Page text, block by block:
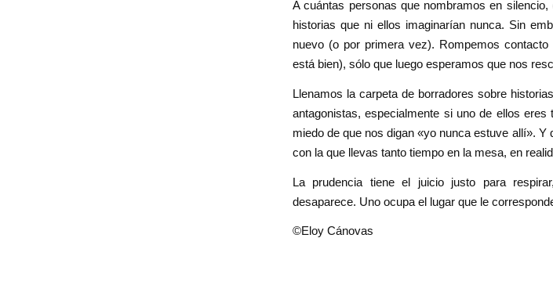
A cuántas personas que nombramos en
historias que ni ellos imaginarían nunca. Sin
nuevo (o por primera vez). Rompemos
está bien), sólo que luego esperamos que nos
Llenamos la carpeta de borradores sobre
antagonistas, especialmente si uno de ellos
miedo de que nos digan «yo nunca estuve allí».
con la que llevas tanto tiempo en la mesa, en
La prudencia tiene el juicio justo para
desaparece. Uno ocupa el lugar que le
©Eloy Cánovas